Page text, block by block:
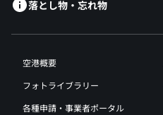
落とし物・忘れ物
空港概要
フォトライブラリー
各種申請・事業者ポータル